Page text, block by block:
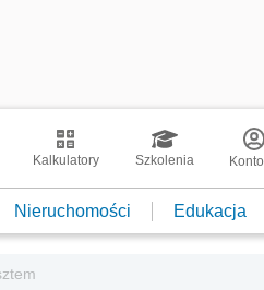
Kalkulatory Szkolenia Konto
Nieruchomości Edukacja